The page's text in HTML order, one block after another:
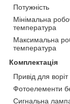
Потужність
Мінімальна
температура
Максимальна
температура
Комплектація
Привід для воріт
Фотоелементи
Сигнальна